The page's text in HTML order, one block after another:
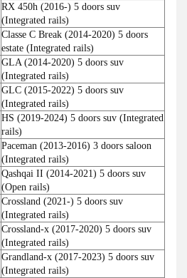
RX 450h (2016-) 5 doors suv
(Integrated rails)
Classe C Break (2014-2020) 5 doors
estate (Integrated rails)
GLA (2014-2020) 5 doors suv
(Integrated rails)
GLC (2015-2022) 5 doors suv
(Integrated rails)
HS (2019-2024) 5 doors suv (Integrated
rails)
Paceman (2013-2016) 3 doors saloon
(Integrated rails)
Qashqai II (2014-2021) 5 doors suv
(Open rails)
Crossland (2021-) 5 doors suv
(Integrated rails)
Crossland-x (2017-2020) 5 doors suv
(Integrated rails)
Grandland-x (2017-2023) 5 doors suv
(Integrated rails)